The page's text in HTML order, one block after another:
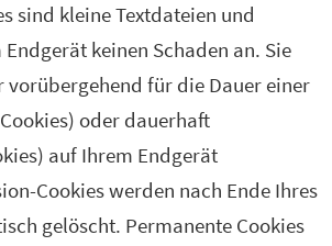
sind kleine Textdateien und
keinen Schaden an. Sie
vorübergehend für die Dauer einer
oder dauerhaft
auf Ihrem Endgerät
Cookies werden nach Ende Ihres
gelöscht. Permanente Cookies